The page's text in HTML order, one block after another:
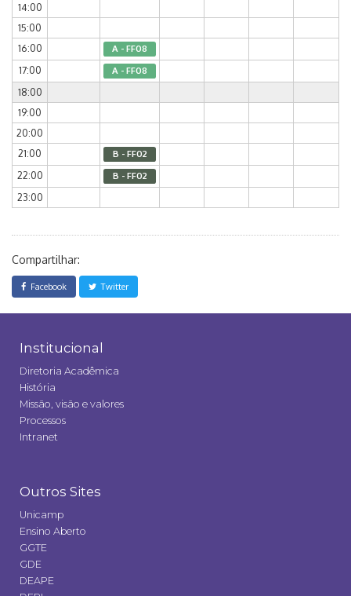
14:00
15:00
16:00
A - FF08
17:00 A - FF08
18:00
19:00
20:00
21:00
B - FF02
22:00 B - FF02
23:00
Compartilhar:
Facebook Twitter
Institucional
Diretoria Acadêmica
História
Missão, visão e valores
Processos
Intranet
Outros Sites
Unicamp
Ensino Aberto
GGTE
GDE
DEAPE